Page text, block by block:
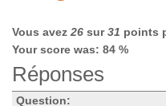
Vous avez 26 sur31 points
Your score was: 84 %
Réponses
Question: